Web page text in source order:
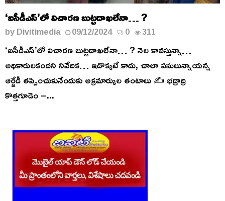
‘ఐసీడీఎస్’లో విచారణ బుట్టదాఖలేనా… ?
byDivitimedia 09/12/2024 0 311
‘ఐసీడీఎస్’లో విచారణ బుట్టదాఖలేనా… ? నెల కావస్తున్నా…
అధికారులకందని నివేదిక… ఇదొక్కటే కాదు, చాలా పనులున్నాయన్న
ఆర్జేడీ తప్పించుకునేందుకు అక్రమార్కుల తంటాలు ✍️ భద్రాద్రి
కొత్తగూడెం –...